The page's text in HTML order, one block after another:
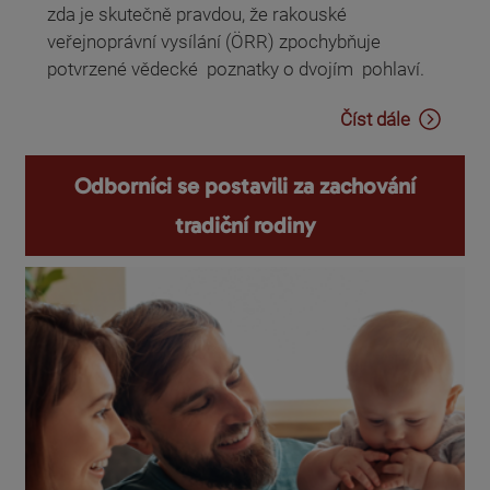
zda je skutečně pravdou, že rakouské
veřejnoprávní vysílání (ÖRR) zpochybňuje
potvrzené vědecké poznatky o dvojím pohlaví.
Číst dále
Odborníci se postavili za zachování
tradiční rodiny